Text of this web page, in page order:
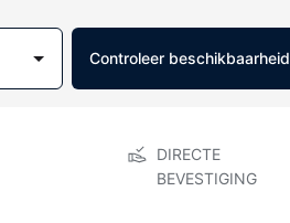
Controleer beschikbaarheid
DIRECTE
BEVESTIGING